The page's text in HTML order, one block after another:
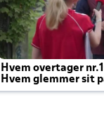
Hvem overtager
Hvem glemmer sit
Joachim altid til